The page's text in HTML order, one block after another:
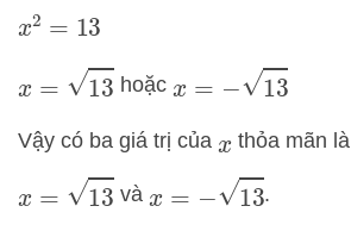
x2 =13
x=13 hoặc x=− 13
Vậy có ba giá trị của x thỏa mãn là
x=13 và x=− 13 .